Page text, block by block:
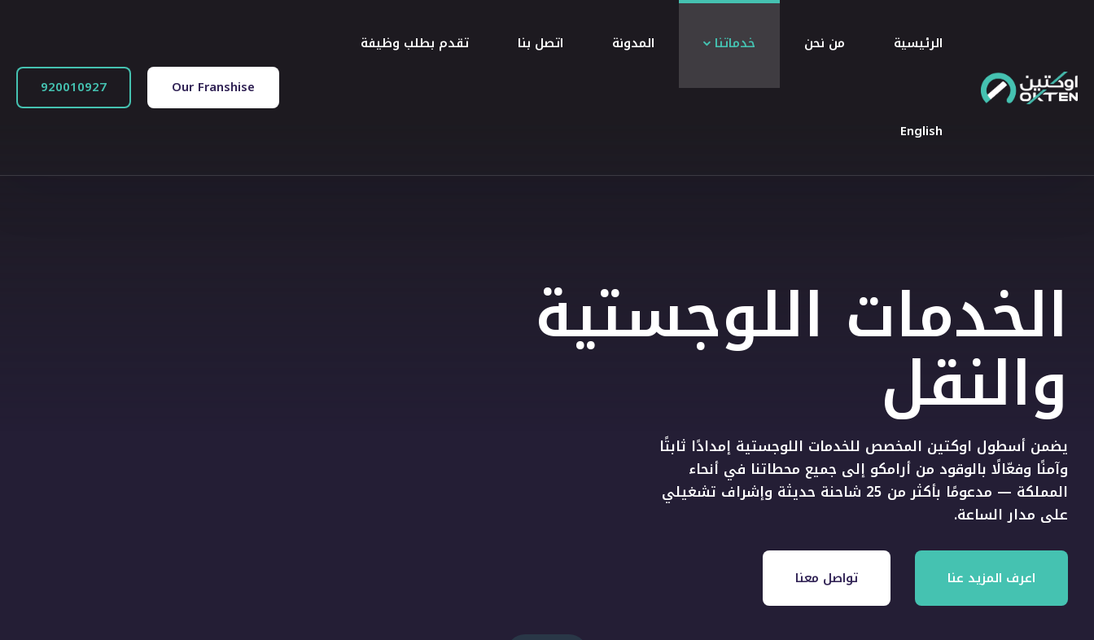
الرئيسية من نحن خدماتنا المدونة اتصل بنا تقدم بطلب وظيفة
English
Our Franshise
920010927
الخدمات اللوجستية
والنقل
يضمن أسطول اوكتين المخصص للخدمات اللوجستية إمدادًا ثابتًا
وآمنًا وفعّالًا بالوقود من أرامكو إلى جميع محطاتنا في أنحاء
المملكة — مدعومًا بأكثر من 25 شاحنة حديثة وإشراف تشغيلي
على مدار الساعة.
اعرف المزيد عنا تواصل معنا